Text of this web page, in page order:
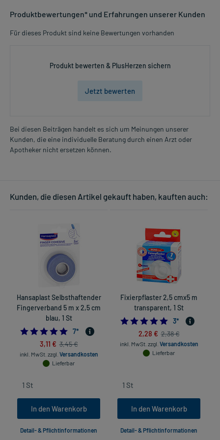
Produktbewertungen* und Erfahrungen unserer Kunden
Für dieses Produkt sind keine Bewertungen vorhanden
Produkt bewerten & PlusHerzen sichern
Jetzt bewerten
Bei diesen Beiträgen handelt es sich um Meinungen unserer
Kunden, die eine individuelle Beratung durch einen Arzt oder
Apotheker nicht ersetzen können.
Kunden, die diesen Artikel gekauft haben, kauften auch:
Hansaplast Selbsthaftender
Fingerverband 5 m x 2,5 cm
blau, 1 St
4.714285714285714
7*
3,11 € 3,45 €
inkl. MwSt. zzgl. Versandkosten
Lieferbar
In den Warenkorb
Detail- & Pflichtinformationen
Fixierpflaster 2,5 cmx5 m
transparent, 1 St
5.0
3*
2,28 € 2,38 €
inkl. MwSt. zzgl. Versandkosten
Lieferbar
In den Warenkorb
Detail- & Pflichtinformationen